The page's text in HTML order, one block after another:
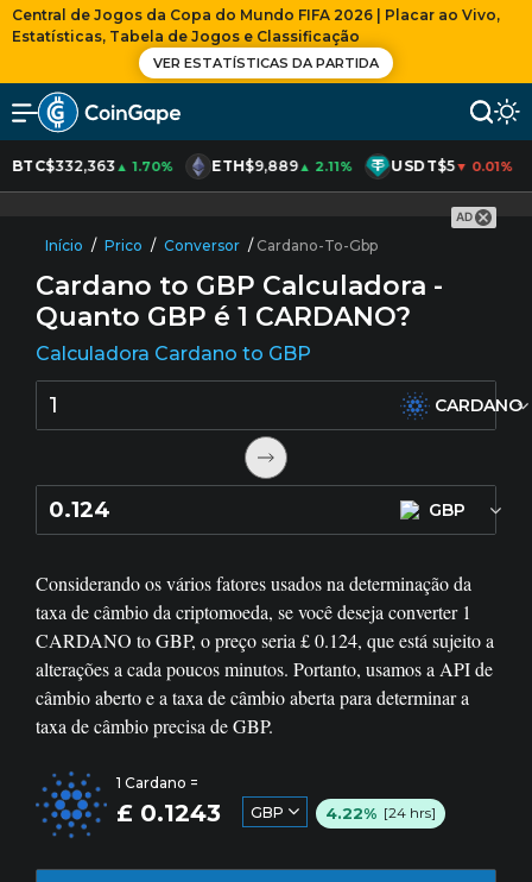
Central de Jogos da Copa do Mundo FIFA 2026 | Placar ao Vivo,
Estatísticas, Tabela de Jogos e Classificação
VER ESTATÍSTICAS DA PARTIDA
BTC$332,363▲ 1.70% ETH$9,889▲ 2.11% USDT$5▼ 0.01%
AD
Início / Prico / Conversor / Cardano-To-Gbp
Cardano to GBP Calculadora -
Quanto GBP é 1 CARDANO?
Calculadora Cardano to GBP
CARDANO
GBP
Considerando os vários fatores usados ​​na determinação da
taxa de câmbio da criptomoeda, se você deseja converter 1
CARDANO to GBP, o preço seria £0.124, que está sujeito a
alterações a cada poucos minutos. Portanto, usamos a API de
câmbio aberto e a taxa de câmbio aberta para determinar a
taxa de câmbio precisa de GBP.
1 Cardano =
£ 0.1243 4.22% [24 hrs]
GBP